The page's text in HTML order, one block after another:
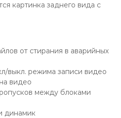
картинка заднего вида с
от стирания в аварийных
выкл. режима записи видео
видео
между блоками
динамик